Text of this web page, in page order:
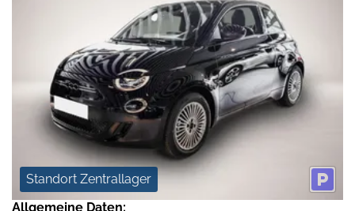
Standort Zentrallager
Allgemeine Daten: